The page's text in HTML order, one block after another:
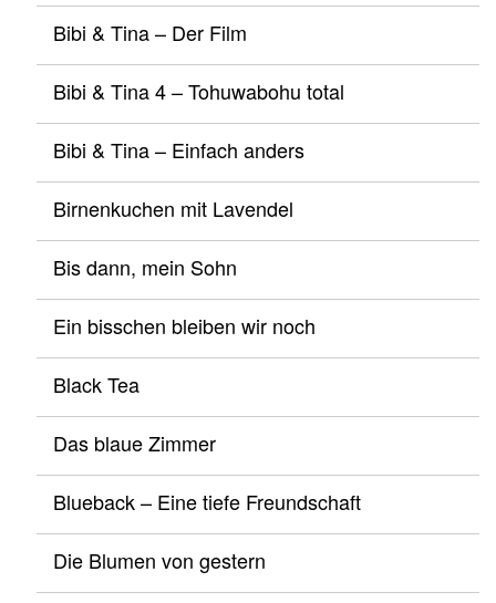
Bibi & Tina – Der Film
Bibi & Tina 4 – Tohuwabohu total
Bibi & Tina – Einfach anders
Birnenkuchen mit Lavendel
Bis dann, mein Sohn
Ein bisschen bleiben wir noch
Black Tea
Das blaue Zimmer
Blueback – Eine tiefe Freundschaft
Die Blumen von gestern